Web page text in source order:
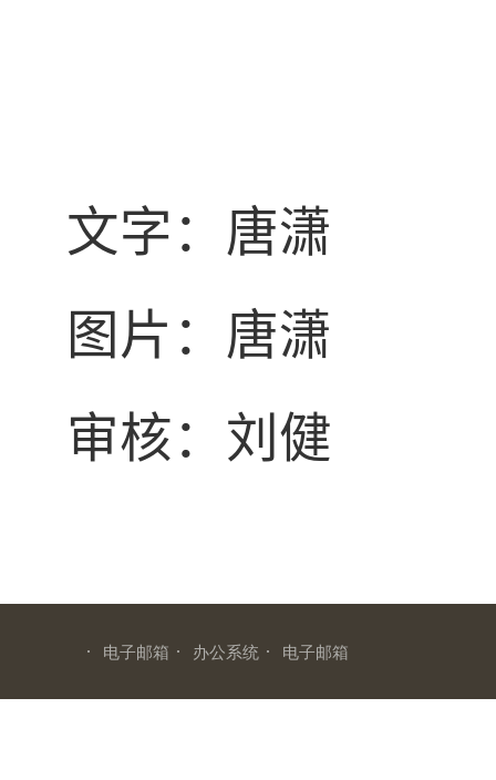
文字：唐潇
图片：唐潇
审核：刘健
· 电子邮箱 · 办公系统 · 电子邮箱